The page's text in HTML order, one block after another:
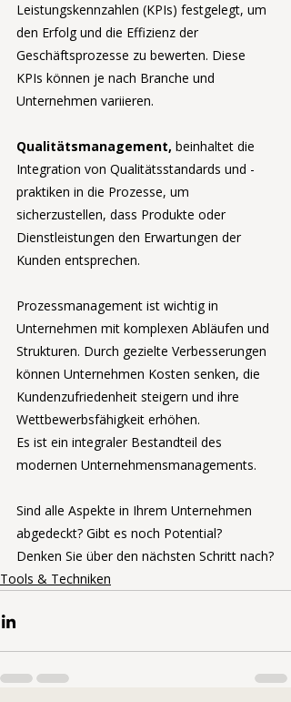
Leistungskennzahlen (KPIs) festgelegt, um
den Erfolg und die Effizienz der
Geschäftsprozesse zu bewerten. Diese
KPIs können je nach Branche und
Unternehmen variieren.
Qualitätsmanagement, beinhaltet die
Integration von Qualitätsstandards und -
praktiken in die Prozesse, um
sicherzustellen, dass Produkte oder
Dienstleistungen den Erwartungen der
Kunden entsprechen.
Prozessmanagement ist wichtig in
Unternehmen mit komplexen Abläufen und
Strukturen. Durch gezielte Verbesserungen
können Unternehmen Kosten senken, die
Kundenzufriedenheit steigern und ihre
Wettbewerbsfähigkeit erhöhen.
Es ist ein integraler Bestandteil des
modernen Unternehmensmanagements.
Sind alle Aspekte in Ihrem Unternehmen
abgedeckt? Gibt es noch Potential?
Denken Sie über den nächsten Schritt nach?
Tools & Techniken